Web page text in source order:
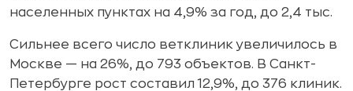
населенных пунктах на 4,9% за год, до 2,4 тыс.
Сильнее всего число ветклиник увеличилось в
Москве — на 26%, до 793 объектов. В Санкт-
Петербурге рост составил 12,9%, до 376 клиник.